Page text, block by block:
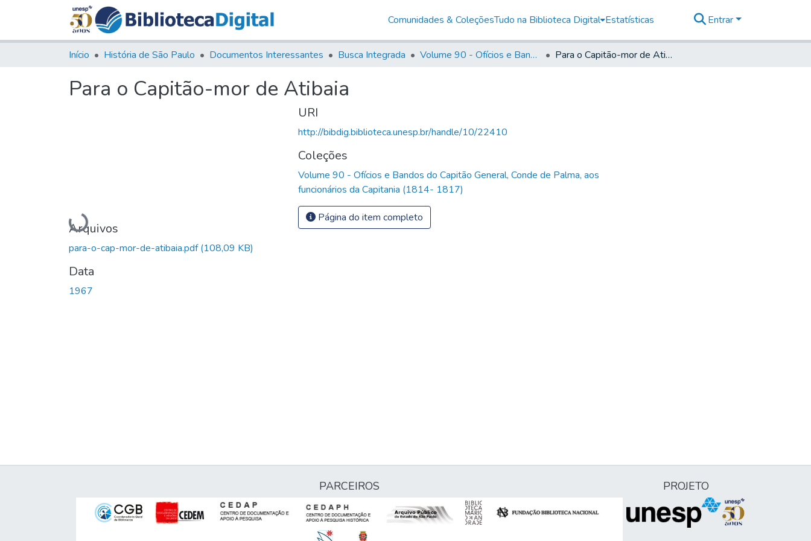
Comunidades & ColeçõesTudo na Biblioteca Digital Estatísticas Entrar
Início História de São Paulo Documentos Interessantes Busca Integrada Volume 90 - Ofícios e Bandos do Capitão General, Conde de Palma, aos funcionários da Capitania (1814- 1817) Para o Capitão-mor de Atibaia
Para o Capitão-mor de Atibaia
Carregando...
Arquivos
para-o-cap-mor-de-atibaia.pdf(108,09 KB)
Data
1967
URI
http://bibdig.biblioteca.unesp.br/handle/10/22410
Coleções
Volume 90 - Ofícios e Bandos do Capitão General, Conde de Palma, aos
funcionários da Capitania (1814- 1817)
Página do item completo
PARCEIROS PROJETO